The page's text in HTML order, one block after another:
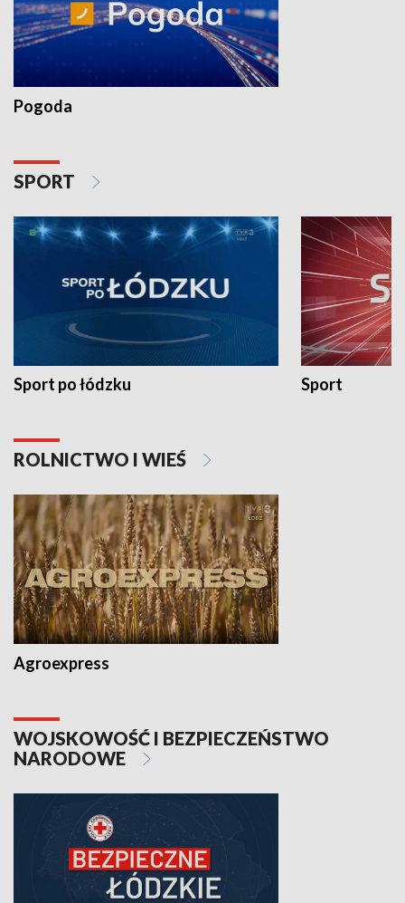
Pogoda
SPORT
Sport po łódzku Sport
ROLNICTWO I WIEŚ
Agroexpress
WOJSKOWOŚĆ I BEZPIECZEŃSTWO
NARODOWE